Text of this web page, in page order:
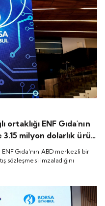
ortaklığı ENF Gıda'nın
milyon dolarlık ürün
duyurdu.
ENF Gıda'nın ABD merkezli bir
sözleşmesi imzaladığını